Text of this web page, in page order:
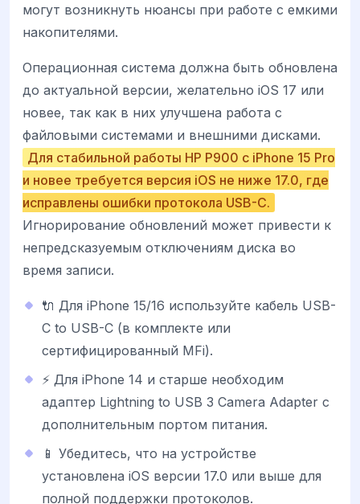
могут возникнуть нюансы при работе с емкими
накопителями.
Операционная система должна быть обновлена
до актуальной версии, желательно iOS 17 или
новее, так как в них улучшена работа с
файловыми системами и внешними дисками.
Для стабильной работы HP P900 с iPhone 15 Pro
и новее требуется версия iOS не ниже 17.0, где
исправлены ошибки протокола USB-C.
Игнорирование обновлений может привести к
непредсказуемым отключениям диска во
время записи.
🔌 Для iPhone 15/16 используйте кабель USB-
C to USB-C (в комплекте или
сертифицированный MFi).
⚡ Для iPhone 14 и старше необходим
адаптер Lightning to USB 3 Camera Adapter с
дополнительным портом питания.
📱 Убедитесь, что на устройстве
установлена iOS версии 17.0 или выше для
полной поддержки протоколов.